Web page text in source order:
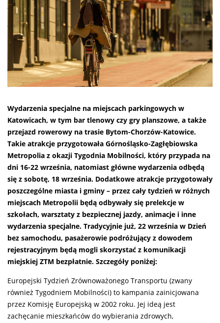
Wydarzenia specjalne na miejscach parkingowych w
Katowicach, w tym bar tlenowy czy gry planszowe, a także
przejazd rowerowy na trasie Bytom-Chorzów-Katowice.
Takie atrakcje przygotowała Górnośląsko-Zagłębiowska
Metropolia z okazji Tygodnia Mobilności, który przypada na
dni 16-22 września, natomiast główne wydarzenia odbędą
się z sobotę, 18 września. Dodatkowe atrakcje przygotowały
poszczególne miasta i gminy – przez cały tydzień w różnych
miejscach Metropolii będą odbywały się prelekcje w
szkołach, warsztaty z bezpiecznej jazdy, animacje i inne
wydarzenia specjalne. Tradycyjnie już, 22 września w Dzień
bez samochodu, pasażerowie podróżujący z dowodem
rejestracyjnym będą mogli skorzystać z komunikacji
miejskiej ZTM bezpłatnie. Szczegóły poniżej:
Europejski Tydzień Zrównoważonego Transportu (zwany
również Tygodniem Mobilności) to kampania zainicjowana
przez Komisję Europejską w 2002 roku. Jej ideą jest
zachęcanie mieszkańców do wybierania zdrowych,